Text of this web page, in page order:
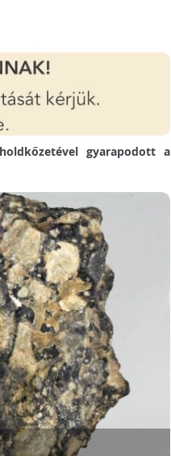
gyarapodott a